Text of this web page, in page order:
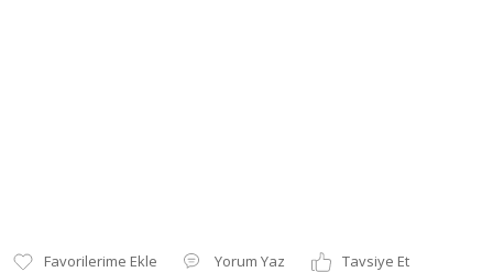
Yorum Yaz
Tavsiye Et